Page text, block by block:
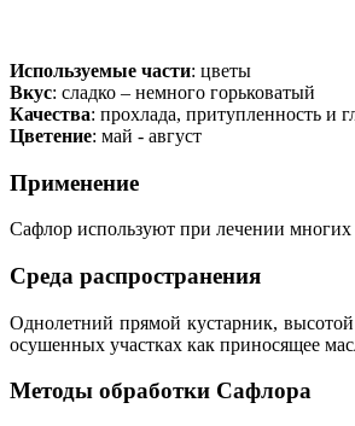
Используемые части: цветы
Вкус: сладко – немного горьковатый
Качества: прохлада, притупленность и
Цветение: май - август
Применение
Сафлор используют при лечении
Среда распространения
Однолетний прямой кустарник,
осушенных участках как приносящее
Методы обработки Сафлора